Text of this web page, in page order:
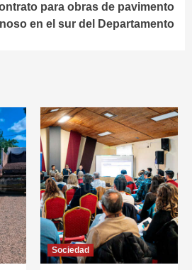
para obras de pavimento
en el sur del Departamento
Sociedad